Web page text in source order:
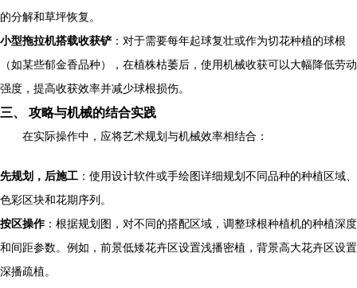
的分解和草坪恢复。
小型拖拉机搭载收获铲：对于需要每年起球复壮或作为切花种植的球根
（如某些郁金香品种），在植株枯萎后，使用机械收获可以大幅降低劳动
强度，提高收获效率并减少球根损伤。
三、 攻略与机械的结合实践
在实际操作中，应将艺术规划与机械效率相结合：
先规划，后施工 ：使用设计软件或手绘图详细规划不同品种的种植区域、
色彩区块和花期序列。
按区操作：根据规划图，对不同的搭配区域，调整球根种植机的种植深度
和间距参数。例如，前景低矮花卉区设置浅播密植，背景高大花卉区设置
深播疏植。